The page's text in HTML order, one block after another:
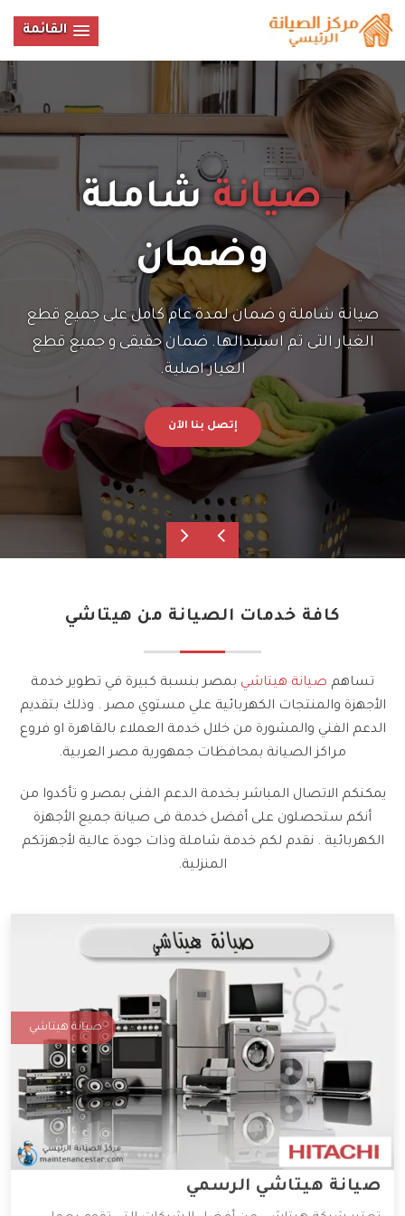
القائمة
صيانةشاملة
وضمان
صيانة شاملة و ضمان لمدة عام كامل على جميع قطع
الغيار التى تم استبدالها. ضمان حقيقى و جميع قطع
الغيار اصلية.
إتصل بنا الآن
كافة خدمات الصيانة من هيتاشي
تساهم صيانة هيتاشي بمصر بنسبة كبيرة في تطوير خدمة
الأجهزة والمنتجات الكهربائية علي مستوي مصر . وذلك بتقديم
الدعم الفني والمشورة من خلال خدمة العملاء بالقاهرة او فروع
مراكز الصيانة بمحافظات جمهورية مصر العربية.
يمكنكم الاتصال المباشر بخدمة الدعم الفنى بمصر و تأكدوا من
أنكم ستحصلون على أفضل خدمة فى صيانة جميع الأجهزة
الكهربائية . نقدم لكم خدمة شاملة وذات جودة عالية لأجهزتكم
المنزلية.
صيانة هيتاشي
صيانة هيتاشي الرسمي